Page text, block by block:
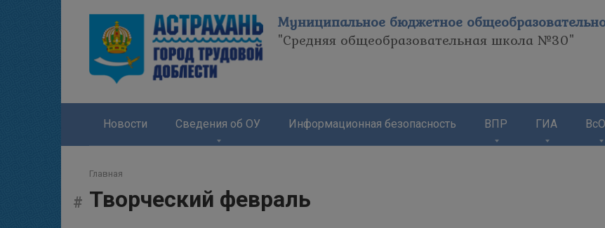
Муниципальное бюджетное
"Средняя общеобразовательная школа №30"
Новости Сведения об ОУ Информационная безопасность ВПР ГИА
Главная
Творческий февраль